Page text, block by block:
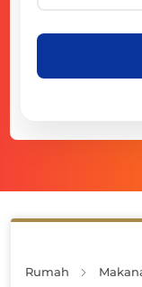
Rumah